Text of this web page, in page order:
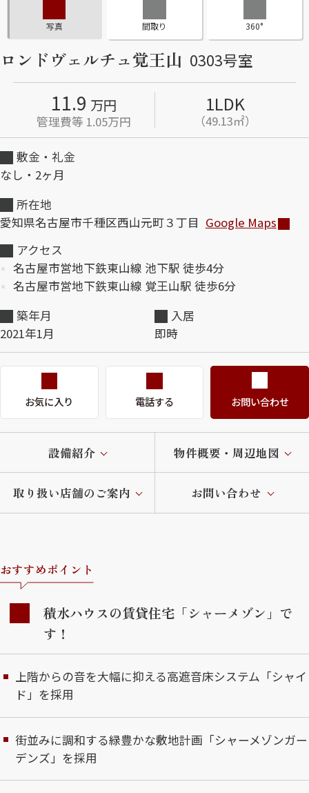
ルームツアー
シャーメゾンショップを探す
らくらく内見
シャーメゾンライフサポート
自立型サービス付き・シニア向け
お問い合わせ・よくある質問
シャーメゾンライフ CLUB
シャーメゾンライフ GUARD
写真 間取り 360°
ロンドヴェルチュ覚王山 0303号室
11.9 万円
管理費等 1.05万円
1LDK
（49.13㎡）
敷金・礼金
なし・2ヶ月
所在地
愛知県名古屋市千種区西山元町３丁目 Google Maps
アクセス
名古屋市営地下鉄東山線 池下駅 徒歩4分
名古屋市営地下鉄東山線 覚王山駅 徒歩6分
築年月
2021年1月
入居
即時
お気に入り 電話する お問い合わせ
設備紹介 物件概要・周辺地図
取り扱い店舗のご案内 お問い合わせ
おすすめポイント
積水ハウスの賃貸住宅「シャーメゾン」で
す！
上階からの音を大幅に抑える高遮音床システム「シャイ
ド」を採用
街並みに調和する緑豊かな敷地計画「シャーメゾンガー
デンズ」を採用